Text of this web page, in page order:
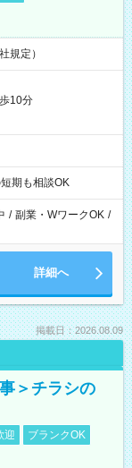
規定）
10分
期も相談OK
/ 副業・WワークOK /
詳細へ
掲載日：2026.08.09
＞チラシの
迎
ブランクOK